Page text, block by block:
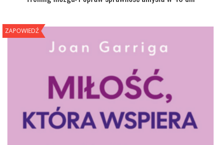
ZAPOWIEDŹ